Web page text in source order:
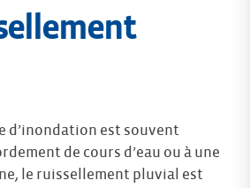
d’inondation est souvent
de cours d’eau ou à une
le ruissellement pluvial est